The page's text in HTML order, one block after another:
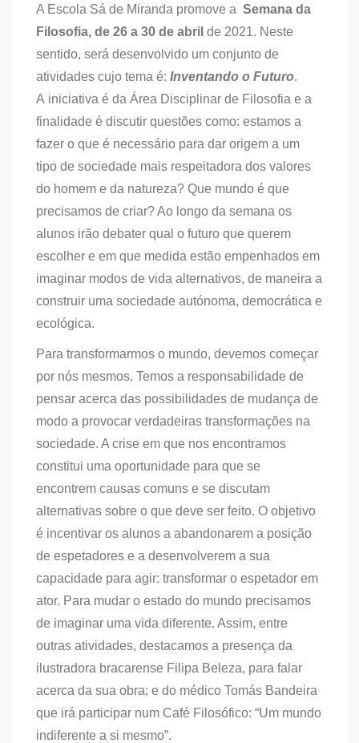
A Escola Sá de Miranda promove a Semana da
Filosofia, de 26 a 30 de abril de 2021. Neste
sentido, será desenvolvido um conjunto de
atividades cujo tema é: Inventando o Futuro.
A iniciativa é da Área Disciplinar de Filosofia e a
finalidade é discutir questões como: estamos a
fazer o que é necessário para dar origem a um
tipo de sociedade mais respeitadora dos valores
do homem e da natureza? Que mundo é que
precisamos de criar? Ao longo da semana os
alunos irão debater qual o futuro que querem
escolher e em que medida estão empenhados em
imaginar modos de vida alternativos, de maneira a
construir uma sociedade autónoma, democrática e
ecológica.
Para transformarmos o mundo, devemos começar
por nós mesmos. Temos a responsabilidade de
pensar acerca das possibilidades de mudança de
modo a provocar verdadeiras transformações na
sociedade. A crise em que nos encontramos
constitui uma oportunidade para que se
encontrem causas comuns e se discutam
alternativas sobre o que deve ser feito. O objetivo
é incentivar os alunos a abandonarem a posição
de espetadores e a desenvolverem a sua
capacidade para agir: transformar o espetador em
ator. Para mudar o estado do mundo precisamos
de imaginar uma vida diferente. Assim, entre
outras atividades, destacamos a presença da
ilustradora bracarense Filipa Beleza, para falar
acerca da sua obra; e do médico Tomás Bandeira
que irá participar num Café Filosófico: “Um mundo
indiferente a si mesmo”.